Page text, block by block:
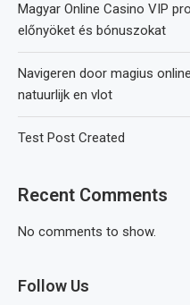
Magyar Online Casino VIP
előnyöket és bónuszokat
Navigeren door magius
natuurlijk en vlot
Test Post Created
Recent Comments
No comments to show.
Follow Us